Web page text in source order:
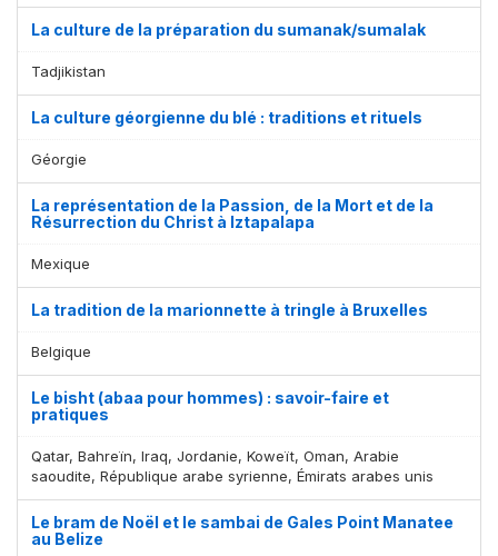
La culture de la préparation du sumanak/sumalak
Tadjikistan
La culture géorgienne du blé : traditions et rituels
Géorgie
La représentation de la Passion, de la Mort et de la
Résurrection du Christ à Iztapalapa
Mexique
La tradition de la marionnette à tringle à Bruxelles
Belgique
Le bisht (abaa pour hommes) : savoir-faire et
pratiques
Qatar, Bahreïn, Iraq, Jordanie, Koweït, Oman, Arabie
saoudite, République arabe syrienne, Émirats arabes unis
Le bram de Noël et le sambai de Gales Point Manatee
au Belize